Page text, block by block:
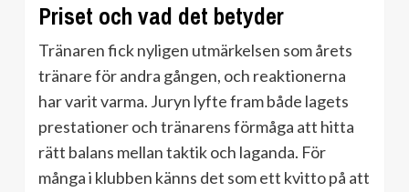
Priset och vad det betyder
Tränaren fick nyligen utmärkelsen som årets
tränare för andra gången, och reaktionerna
har varit varma. Juryn lyfte fram både lagets
prestationer och tränarens förmåga att hitta
rätt balans mellan taktik och laganda. För
många i klubben känns det som ett kvitto på att